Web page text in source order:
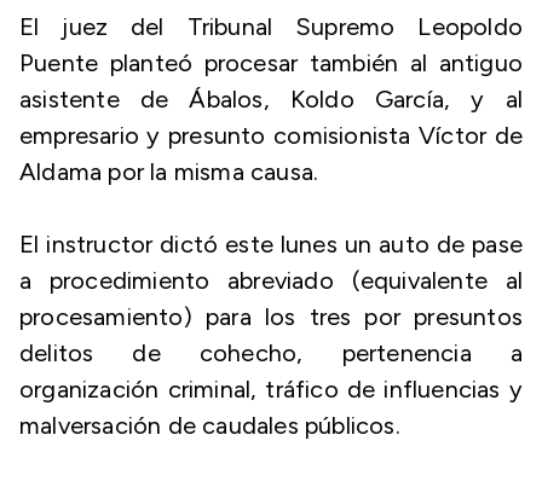
El juez del Tribunal Supremo Leopoldo
Puente planteó procesar también al antiguo
asistente de Ábalos, Koldo García, y al
empresario y presunto comisionista Víctor de
Aldama por la misma causa.
El instructor dictó este lunes un auto de pase
a procedimiento abreviado (equivalente al
procesamiento) para los tres por presuntos
delitos de cohecho, pertenencia a
organización criminal, tráfico de influencias y
malversación de caudales públicos.